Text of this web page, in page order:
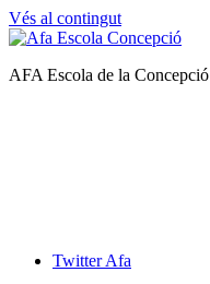
Vés al contingut
Afa
AFA Escola de la Concepció
Twitter Afa